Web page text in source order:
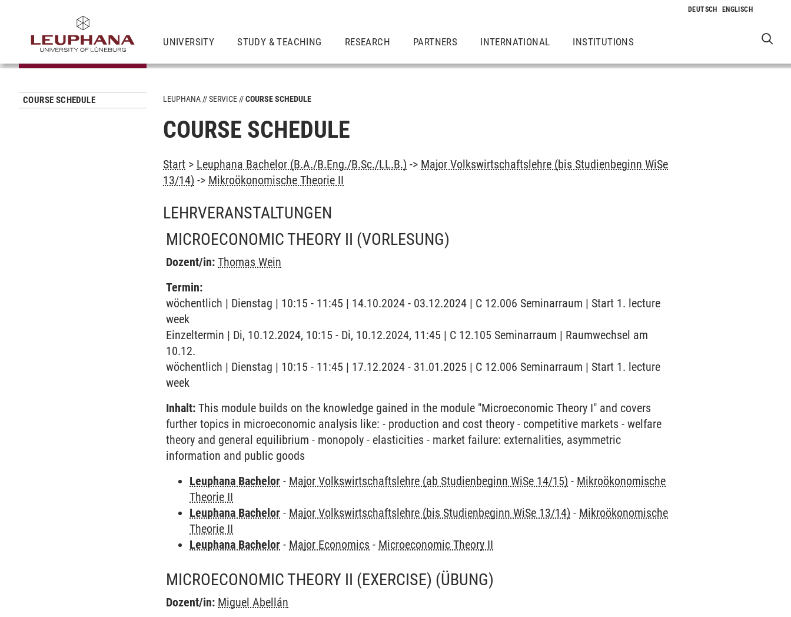
UNIVERSITY STUDY & TEACHING RESEARCH PARTNERS INTERNATIONAL INSTITUTIONS
COURSE SCHEDULE LEUPHANA SERVICE COURSE SCHEDULE
COURSE SCHEDULE
Start > Leuphana Bachelor (B.A./B.Eng./B.Sc./LL.B.) -> Major Volkswirtschaftslehre (bis Studienbeginn WiSe
13/14) -> Mikroökonomische Theorie II
LEHRVERANSTALTUNGEN
MICROECONOMIC THEORY II (VORLESUNG)
Dozent/in: Thomas Wein
Termin:
wöchentlich | Dienstag | 10:15 - 11:45 | 14.10.2024 - 03.12.2024 | C 12.006 Seminarraum | Start 1. lecture
week
Einzeltermin | Di, 10.12.2024, 10:15 - Di, 10.12.2024, 11:45 | C 12.105 Seminarraum | Raumwechsel am
10.12.
wöchentlich | Dienstag | 10:15 - 11:45 | 17.12.2024 - 31.01.2025 | C 12.006 Seminarraum | Start 1. lecture
week
Inhalt: This module builds on the knowledge gained in the module "Microeconomic Theory I" and covers
further topics in microeconomic analysis like: - production and cost theory - competitive markets - welfare
theory and general equilibrium - monopoly - elasticities - market failure: externalities, asymmetric
information and public goods
Leuphana Bachelor - Major Volkswirtschaftslehre (ab Studienbeginn WiSe 14/15) - Mikroökonomische
Theorie II
Leuphana Bachelor - Major Volkswirtschaftslehre (bis Studienbeginn WiSe 13/14) - Mikroökonomische
Theorie II
Leuphana Bachelor - Major Economics - Microeconomic Theory II
MICROECONOMIC THEORY II (EXERCISE) (ÜBUNG)
Dozent/in: Miguel Abellán